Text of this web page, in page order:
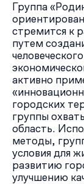
Группа
стремится к
путем
активно
городских
группы
область.
методы,
условия для
развитию
улучшению